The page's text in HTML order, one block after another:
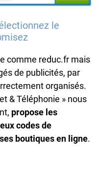
le
comme reduc.fr mais
de publicités, par
organisés.
& Téléphonie » nous
propose les
codes de
boutiques en ligne.